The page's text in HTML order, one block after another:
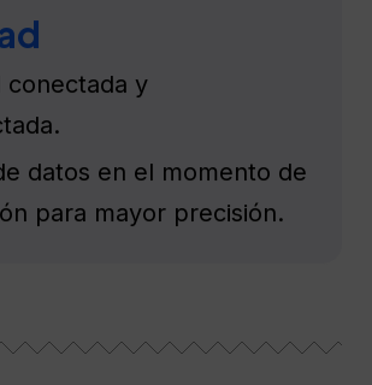
conectada y
datos en el momento de
para mayor precisión.